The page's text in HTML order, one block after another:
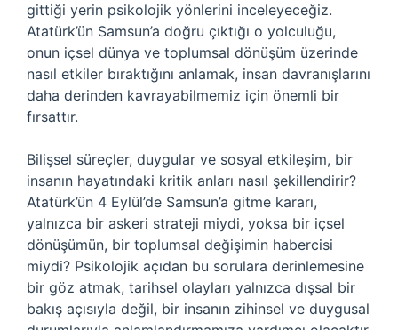
gittiği yerin psikolojik yönlerini inceleyeceğiz.
Atatürk’ün Samsun’a doğru çıktığı o yolculuğu,
onun içsel dünya ve toplumsal dönüşüm üzerinde
nasıl etkiler bıraktığını anlamak, insan davranışlarını
daha derinden kavrayabilmemiz için önemli bir
fırsattır.
Bilişsel süreçler, duygular ve sosyal etkileşim, bir
insanın hayatındaki kritik anları nasıl şekillendirir?
Atatürk’ün 4 Eylül’de Samsun’a gitme kararı,
yalnızca bir askeri strateji miydi, yoksa bir içsel
dönüşümün, bir toplumsal değişimin habercisi
miydi? Psikolojik açıdan bu sorulara derinlemesine
bir göz atmak, tarihsel olayları yalnızca dışsal bir
bakış açısıyla değil, bir insanın zihinsel ve duygusal